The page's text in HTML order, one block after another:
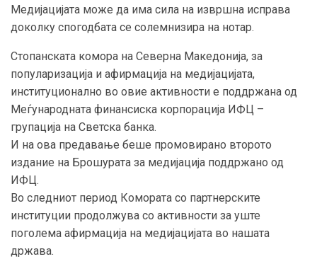
Медијацијата може да има сила на извршна исправа
доколку спогодбата се солемнизира на нотар.
Стопанската комора на Северна Македонија, за
популаризација и афирмација на медијацијата,
институционално во овие активности е поддржана од
Меѓународната финансиска корпорација ИФЦ –
групација на Светска банка.
И на ова предавање беше промовирано второто
издание на Брошурата за медијација поддржано од
ИФЦ.
Во следниот период Комората со партнерските
институции продолжува со активности за уште
поголема афирмација на медијацијата во нашата
држава.